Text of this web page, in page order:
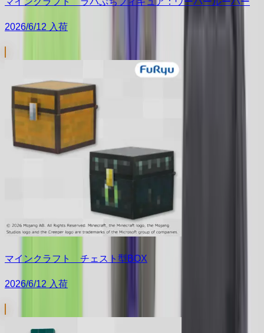
2026/6/12 入荷
マインクラフト チェスト型BOX
2026/6/12 入荷